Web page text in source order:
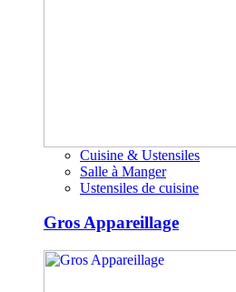
Cuisine & Ustensiles
Salle à Manger
Ustensiles de cuisine
Gros Appareillage